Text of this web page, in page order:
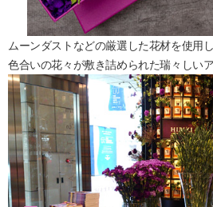
ムーンダストなどの厳選した花材を使用
色合いの花々が敷き詰められた瑞々しい